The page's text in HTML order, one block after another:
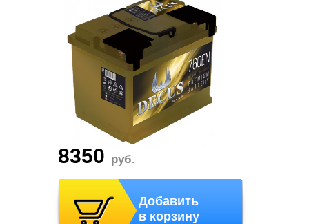
8350 руб.
Добавить
в корзину